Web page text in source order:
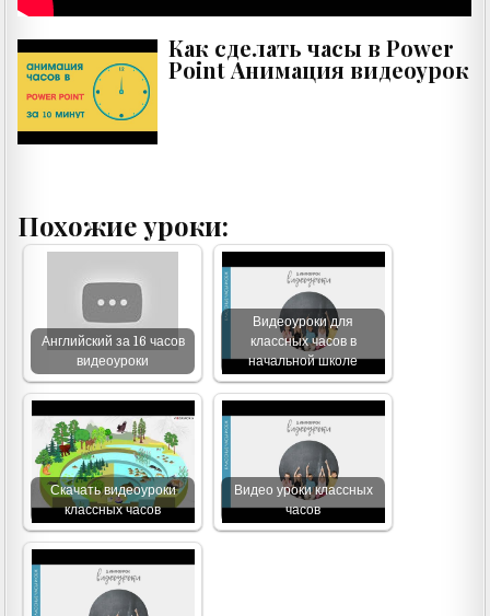
Как сделать часы в Power
Point Анимация видеоурок
Похожие уроки:
Английский за 16 часов
видеоуроки
Видеоуроки для
классных часов в
начальной школе
Скачать видеоуроки
классных часов
Видео уроки классных
часов